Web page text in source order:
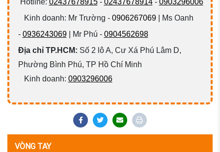
Hotline: 02437678915- 02437678914- 0903296006
Kinh doanh: Mr Trường - 0906267069| Ms Oanh
- 0936243069| Mr Phú - 0904562698
Địa chỉ TP.HCM: Số 2 lô A, Cư Xá Phú Lâm D,
Phường Bình Phú, TP Hồ Chí Minh
Kinh doanh: 0903296006
VÒNG TAY